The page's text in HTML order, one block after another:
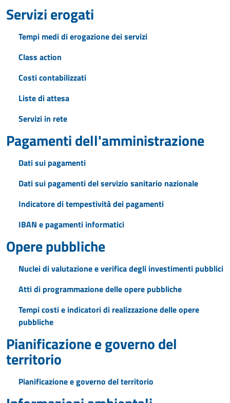
Servizi erogati
Tempi medi di erogazione dei servizi
Class action
Costi contabilizzati
Liste di attesa
Servizi in rete
Pagamenti dell'amministrazione
Dati sui pagamenti
Dati sui pagamenti del servizio sanitario nazionale
Indicatore di tempestività dei pagamenti
IBAN e pagamenti informatici
Opere pubbliche
Nuclei di valutazione e verifica degli investimenti pubblici
Atti di programmazione delle opere pubbliche
Tempi costi e indicatori di realizzazione delle opere
pubbliche
Pianificazione e governo del
territorio
Pianificazione e governo del territorio